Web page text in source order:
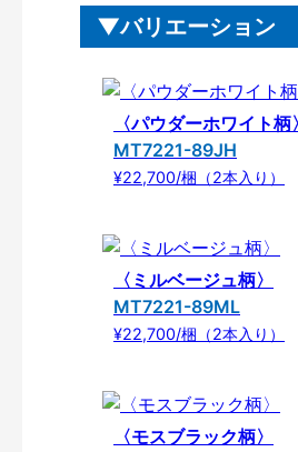
バリエーション
〈パウダーホワイト柄〉
MT7221-89JH
¥22,700/梱（2本入り）
〈ミルベージュ柄〉
MT7221-89ML
¥22,700/梱（2本入り）
〈モスブラック柄〉